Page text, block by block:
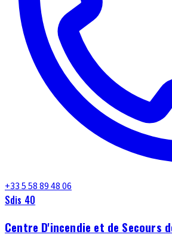
+33 5 58 89 48 06
Sdis 40
Centre D'incendie et de Secours